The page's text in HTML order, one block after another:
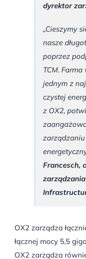
dyrektor
„Cieszymy
nasze
poprzez
TCM.
jednym z
czystej
z OX2,
Francesch,
OX2 zarządza
łącznej mocy 5,5
OX2 zarządza